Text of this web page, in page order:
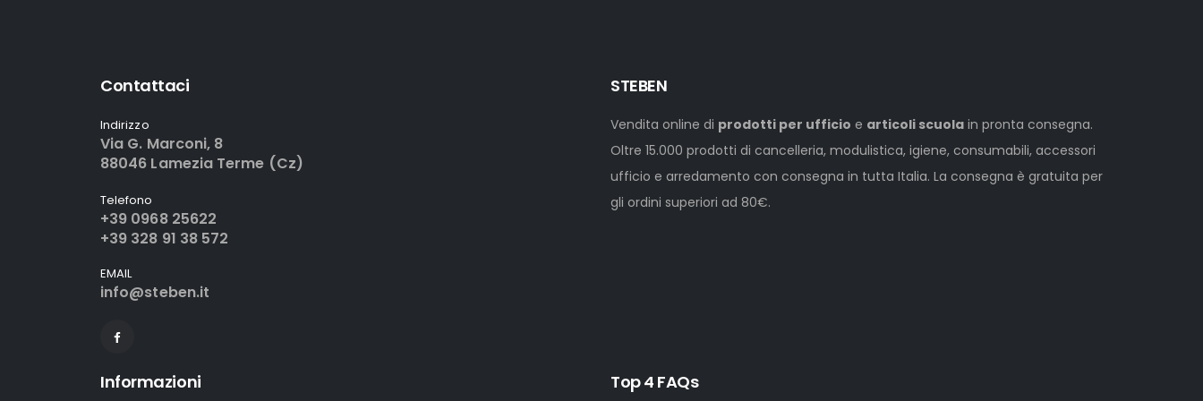
Contattaci
Indirizzo
Via G. Marconi, 8
88046 Lamezia Terme (Cz)
Telefono
+39 0968 25622
+39 328 91 38 572
EMAIL
info@steben.it
STEBEN
Vendita online di prodotti per ufficio e articoli scuola in pronta consegna.
Oltre 15.000 prodotti di cancelleria, modulistica, igiene, consumabili, accessori
ufficio e arredamento con consegna in tutta Italia. La consegna è gratuita per
gli ordini superiori ad 80€.
Informazioni Top 4 FAQs